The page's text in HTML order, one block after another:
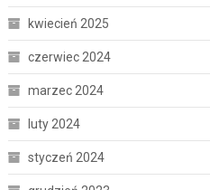
kwiecień 2025
czerwiec 2024
marzec 2024
luty 2024
styczeń 2024